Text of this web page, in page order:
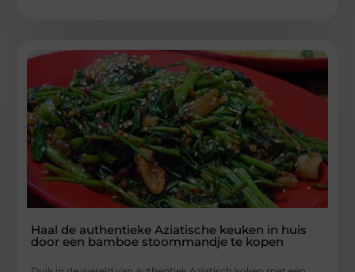
Haal de authentieke Aziatische keuken in huis
door een bamboe stoommandje te kopen